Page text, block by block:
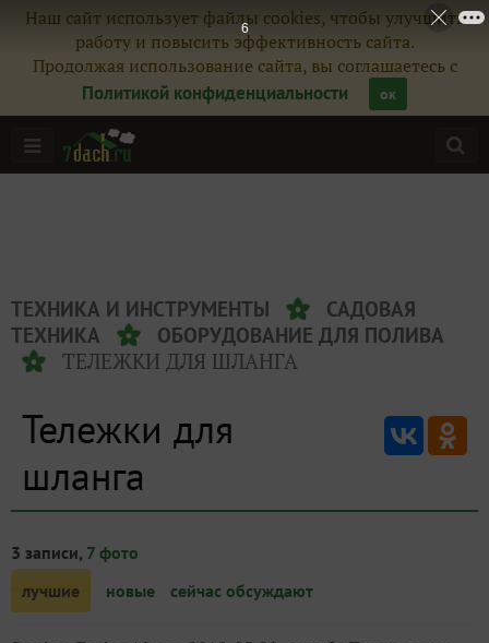
Наш сайт использует файлы cookies, чтобы улучшить
работу и повысить эффективность сайта.
Продолжая использование сайта, вы соглашаетесь с
Политикой конфиденциальности
ок
ТЕХНИКА И ИНСТРУМЕНТЫ
САДОВАЯ
ТЕХНИКА
ОБОРУДОВАНИЕ ДЛЯ ПОЛИВА
ТЕЛЕЖКИ ДЛЯ ШЛАНГА
Тележки для
шланга
3 записи, 7 фото
лучшие
новые сейчас обсуждают
6